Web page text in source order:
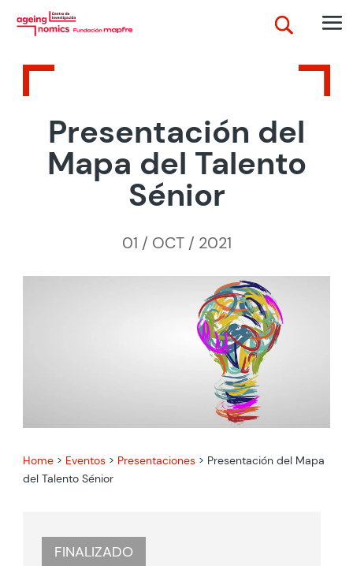
Presentación del
Mapa del Talento
Sénior
01 / OCT / 2021
Home > Eventos > Presentaciones > Presentación del Mapa
del Talento Sénior
FINALIZADO